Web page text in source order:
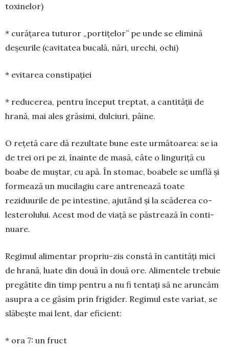
toxinelor)
* curățarea tuturor „portițelor” pe unde se elimină
deșeurile (ca­vitatea bu­cală, nări, urechi, ochi)
* evitarea constipației
* reducerea, pentru înce­put treptat, a cantității de
hrană, mai ales grăsimi, dulciuri, pâine.
O rețetă care dă re­zultate bune este ur­mătoa­rea: se ia
de trei ori pe zi, înain­te de masă, câte o linguriță cu
boabe de muș­tar, cu apă. În stomac, boabele se um­flă și
for­mează un mucilagiu care antre­nează toate
reziduurile de pe intestine, aju­tând și la scăderea co­
lesterolului. Acest mod de viață se păstrează în conti­
nuare.
Regimul alimentar propriu-zis con­stă în cantități mici
de hrană, luate din două în două ore. Ali­men­tele trebuie
pregătite din timp pentru a nu fi tentați să ne arun­căm
asupra a ce găsim prin frigider. Regimul este variat, se
slăbește mai lent, dar efi­cient:
* ora 7: un fruct